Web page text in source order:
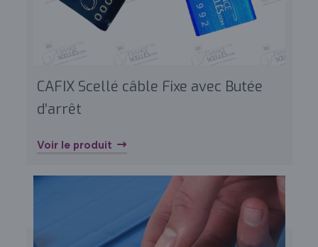
CAFIX Scellé câble Fixe avec Butée
d’arrêt
Voir le produit